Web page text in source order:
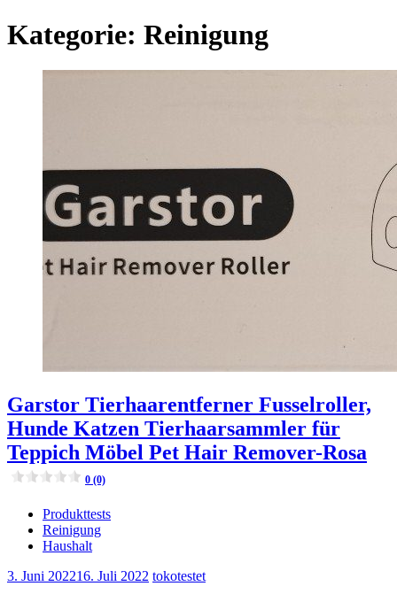
Kategorie: Reinigung
Garstor Tierhaarentferner Fusselroller,
Hunde Katzen Tierhaarsammler für
Teppich Möbel Pet Hair Remover-Rosa
0 (0)
Produkttests
Reinigung
Haushalt
3. Juni 202216. Juli 2022 tokotestet